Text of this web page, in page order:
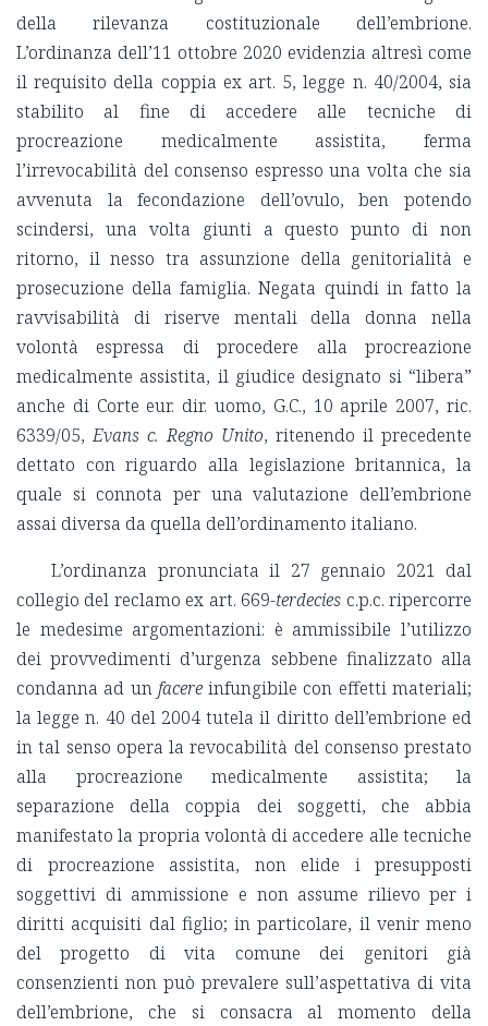
della rilevanza costituzionale dell’embrione.
L’ordinanza dell’11 ottobre 2020 evidenzia altresì come
il requisito della coppia ex art. 5, legge n. 40/2004, sia
stabilito al fine di accedere alle tecniche di
procreazione medicalmente assistita, ferma
l’irrevocabilità del consenso espresso una volta che sia
avvenuta la fecondazione dell’ovulo, ben potendo
scindersi, una volta giunti a questo punto di non
ritorno, il nesso tra assunzione della genitorialità e
prosecuzione della famiglia. Negata quindi in fatto la
ravvisabilità di riserve mentali della donna nella
volontà espressa di procedere alla procreazione
medicalmente assistita, il giudice designato si “libera”
anche di Corte eur. dir. uomo, G.C., 10 aprile 2007, ric.
6339/05,Evans c. Regno Unito, ritenendo il precedente
dettato con riguardo alla legislazione britannica, la
quale si connota per una valutazione dell’embrione
assai diversa da quella dell’ordinamento italiano.
L’ordinanza pronunciata il 27 gennaio 2021 dal
collegio del reclamo ex art. 669-terdecies c.p.c. ripercorre
le medesime argomentazioni: è ammissibile l’utilizzo
dei provvedimenti d’urgenza sebbene finalizzato alla
condanna ad un facereinfungibile con effetti materiali;
la legge n. 40 del 2004 tutela il diritto dell’embrione ed
in tal senso opera la revocabilità del consenso prestato
alla procreazione medicalmente assistita; la
separazione della coppia dei soggetti, che abbia
manifestato la propria volontà di accedere alle tecniche
di procreazione assistita, non elide i presupposti
soggettivi di ammissione e non assume rilievo per i
diritti acquisiti dal figlio; in particolare, il venir meno
del progetto di vita comune dei genitori già
consenzienti non può prevalere sull’aspettativa di vita
dell’embrione, che si consacra al momento della